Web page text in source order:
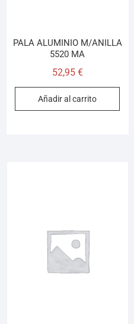
PALA ALUMINIO M/ANILLA
5520 MA
52,95 €
Añadir al carrito